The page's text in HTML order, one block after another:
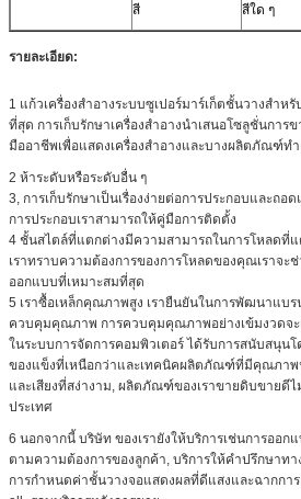
สี
สีใด ๆ
รายละเอียด:
1 แก้วเครื่องสำอางระบบซูเปอร์มาร์เก็ตชั้นวางสำห
ที่สุด การเก็บรักษาเครื่องสำอางนำเสนอโซลูชั่นกา
มืออาชีพเพื่อแสดงเครื่องสำอางและบางผลิตภัณฑ์ท
2 ห้าระดับหรือระดับอื่น ๆ
3, การเก็บรักษาเป็นเรื่องง่ายต่อการประกอบและถ
การประกอบเราสามารถให้คู่มือการติดตั้ง
4 ชั้นสไตล์ที่แตกต่างมีความสามารถในการโหลดที่
เราทราบความต้องการของการโหลดของคุณเราจ
ออกแบบที่เหมาะสมที่สุด
5 เราซื้อเหล็กคุณภาพสูง เรายืนยันในการพัฒนาแบร
ควบคุมคุณภาพ การควบคุมคุณภาพอย่างเข้มงวดจะ
ในระบบการจัดการคอมพิวเตอร์ ได้รับการสนับสนุน
ของแข็งที่เหนือกว่าและเทคนิคผลิตภัณฑ์ที่มีคุณภาพ
และเสียงที่สง่างาม, ผลิตภัณฑ์ของเราขายดิบขายดีไ
ประเทศ
6 นอกจากนี้ บริษัท ของเรายังให้บริการเช่นการออ
ตามความต้องการของลูกค้า, บริการให้คำปรึกษาท
การกำหนดค่าชั้นวางจอแสดงผลที่ดีแสงและฉากกา